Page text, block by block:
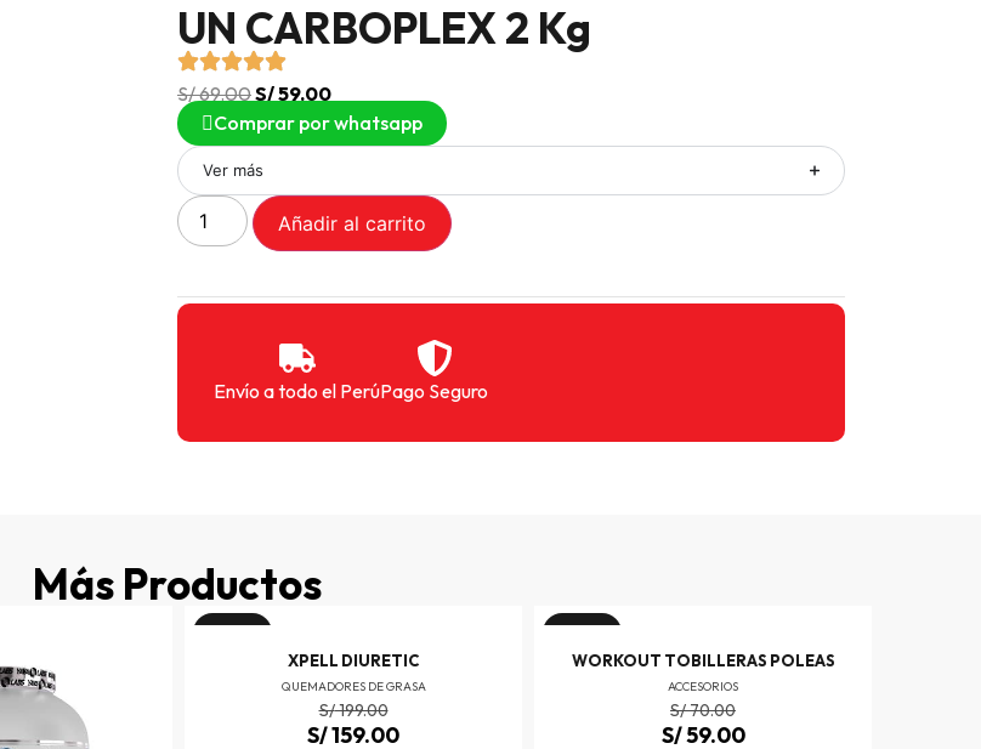
UN CARBOPLEX 2 Kg
S/69.00S/59.00
Comprar por whatsapp
Ver más
Añadir al carrito
Envío a todo el PerúPago Seguro
Más Productos
¡Oferta!
XPELL DIURETIC
QUEMADORES DE GRASA
S/199.00
S/159.00
¡Oferta!
WORKOUT TOBILLERAS POLEAS
ACCESORIOS
S/70.00
S/59.00